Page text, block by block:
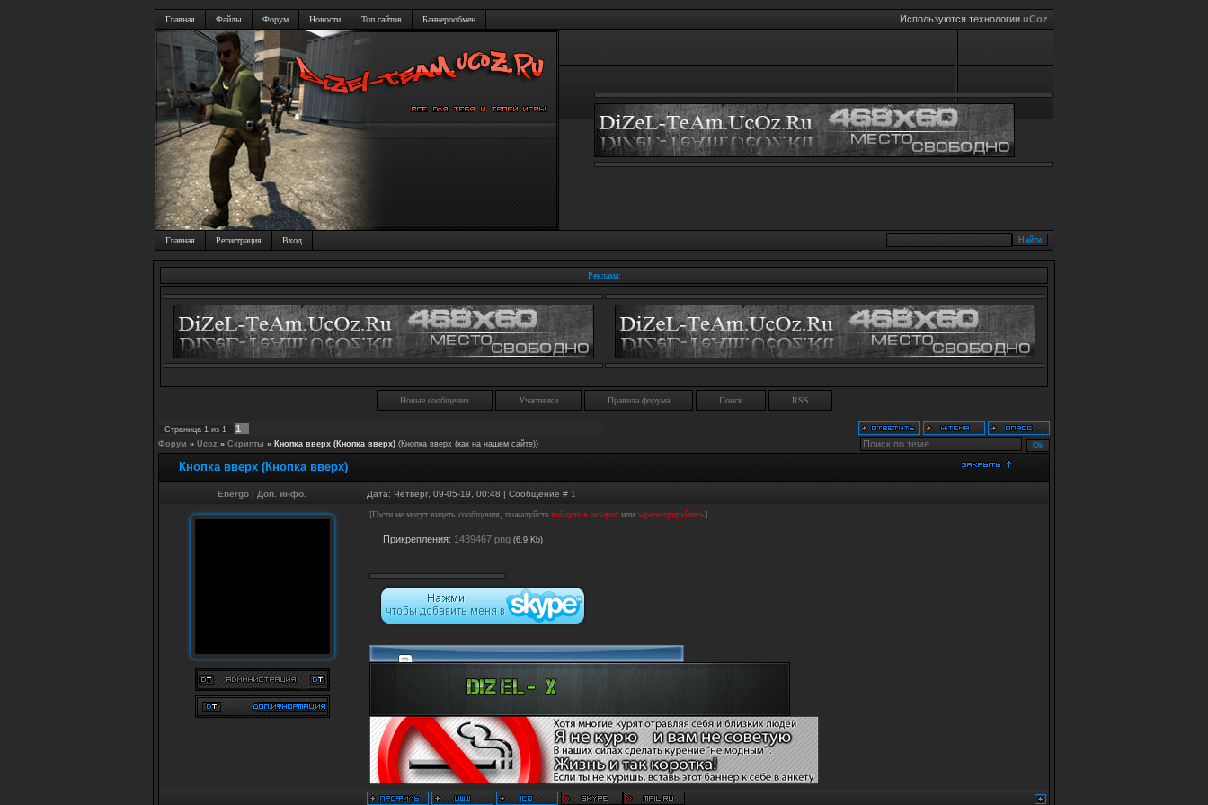
Главная Файлы Форум Новости Топ сайтов Баннерообмен Используются технологии uCoz
Главная Регистрация Вход
Реклама:
Новые сообщения Участники Правила форума Поиск RSS
Страница 1 из 1 1
Форум » Ucoz » Скрипты » Кнопка вверх (Кнопка вверх) (Кнопка вверх (как на нашем сайте))
Кнопка вверх (Кнопка вверх)
Energo | Доп. инфо. Дата: Четверг, 09-05-19, 00:48 | Сообщение # 1
[Гости не могут видеть сообщения, пожалуйста войдите в аккаунтили зарегестрируйтесь]
Прикрепления: 1439467.png (6.9 Kb)